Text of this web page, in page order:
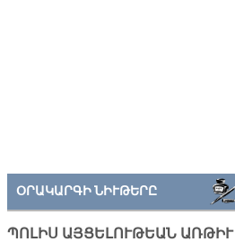
ՕՐԱԿԱՐԳԻ ՆԻՒԹԵՐԸ
ՊՈԼԻՍ ԱՅՑԵԼՈՒԹԵԱՆ ԱՌԹԻՒ